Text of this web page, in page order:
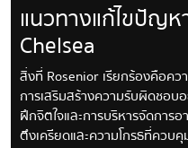
แนวทางแก้ไขปัญห
Chelsea
สิ่งที่ Rosenior เรียกร้องคือค
การเสริมสร้างความรับผิดชอบ
ฝึกจิตใจและการบริหารจัดการ
ตึงเครียดและความโกรธที่ควบ